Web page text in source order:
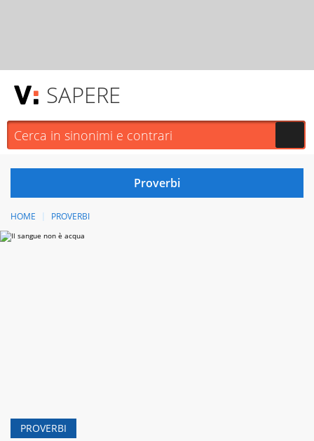
SAPERE
HOME PROVERBI
PROVERBI